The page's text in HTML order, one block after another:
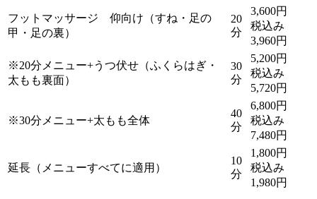
フットマッサージ 仰向け（すね・足の
甲・足の裏）
20
分
3,600円
税込み
3,960円
※20分メニュー+うつ伏せ（ふくらはぎ・
太もも裏面）
30
分
5,200円
税込み
5,720円
※30分メニュー+太もも全体
40
分
6,800円
税込み
7,480円
延長（メニューすべてに適用）
10
分
1,800円
税込み
1,980円